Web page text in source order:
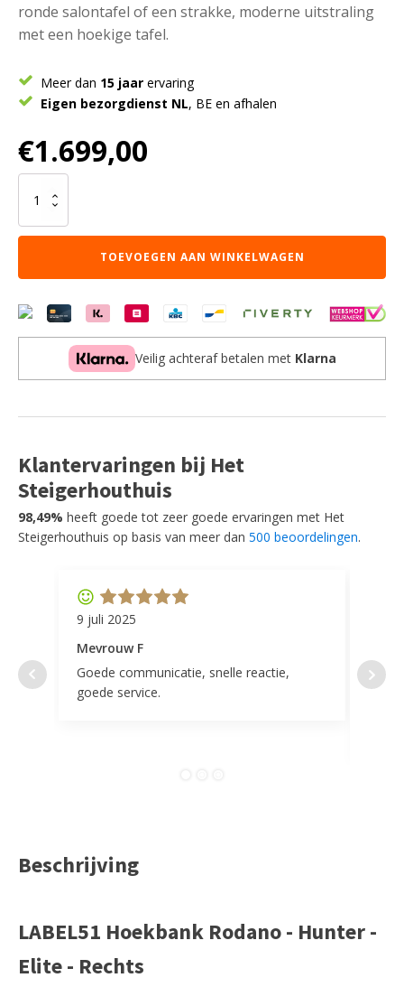
ronde salontafel of een strakke, moderne uitstraling
met een hoekige tafel.
Meer dan 15 jaar ervaring
Eigen bezorgdienst NL, BE en afhalen
€1.699,00
Hoekbank
Rodano
-
-
-
Rechts
TOEVOEGEN AAN WINKELWAGEN
Veilig achteraf betalen met Klarna
Klantervaringen bij Het
Steigerhouthuis
98,49% heeft goede tot zeer goede ervaringen met Het
Steigerhouthuis op basis van meer dan 500 beoordelingen.
9 juli 2025
Mevrouw F
Goede communicatie, snelle reactie,
goede service.
door
Beschrijving
LABEL51 Hoekbank Rodano - Hunter -
Elite - Rechts